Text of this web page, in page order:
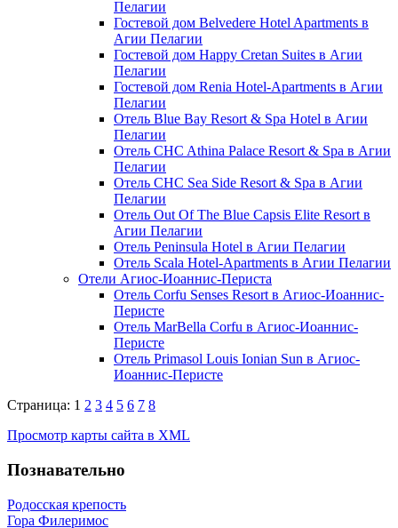
Пелагии
Гостевой дом Belvedere Hotel Apartments в
Агии Пелагии
Гостевой дом Happy Cretan Suites в Агии
Пелагии
Гостевой дом Renia Hotel-Apartments в Агии
Пелагии
Отель Blue Bay Resort & Spa Hotel в Агии
Пелагии
Отель CHC Athina Palace Resort & Spa в Агии
Пелагии
Отель CHC Sea Side Resort & Spa в Агии
Пелагии
Отель Out Of The Blue Capsis Elite Resort в
Агии Пелагии
Отель Peninsula Hotel в Агии Пелагии
Отель Scala Hotel-Apartments в Агии Пелагии
Отели Агиос-Иоаннис-Периста
Отель Corfu Senses Resort в Агиос-Иоаннис-
Перисте
Отель MarBella Corfu в Агиос-Иоаннис-
Перисте
Отель Primasol Louis Ionian Sun в Агиос-
Иоаннис-Перисте
Страница: 1 2 3 4 5 6 7 8
Просмотр карты сайта в XML
Познавательно
Родосская крепость
Гора Филеримос